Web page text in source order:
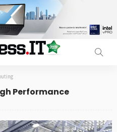
Performance